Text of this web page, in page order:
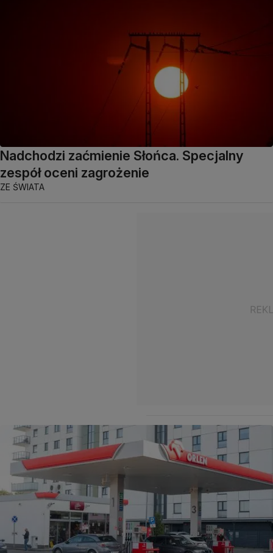
Nadchodzi zaćmienie Słońca. Specjalny
zespół oceni zagrożenie
ZE ŚWIATA